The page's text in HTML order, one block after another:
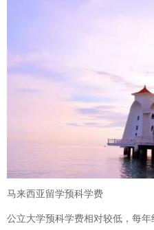
马来西亚留学预科学费
公立大学预科学费相对较低，每